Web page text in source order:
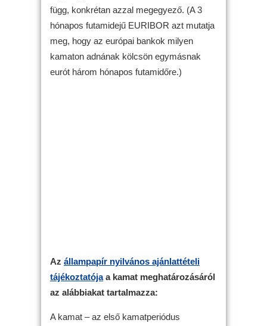
függ, konkrétan azzal megegyező. (A 3
hónapos futamidejű EURIBOR azt mutatja
meg, hogy az európai bankok milyen
kamaton adnának kölcsön egymásnak
eurót három hónapos futamidőre.)
Az állampapír nyilvános ajánlattételi
tájékoztatójaa kamat meghatározásáról
az alábbiakat tartalmazza:
A kamat – az első kamatperiódus